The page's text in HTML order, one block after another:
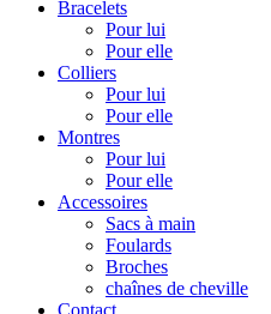
Bracelets
Pour lui
Pour elle
Colliers
Pour lui
Pour elle
Montres
Pour lui
Pour elle
Accessoires
Sacs à main
Foulards
Broches
chaînes de cheville
Contact